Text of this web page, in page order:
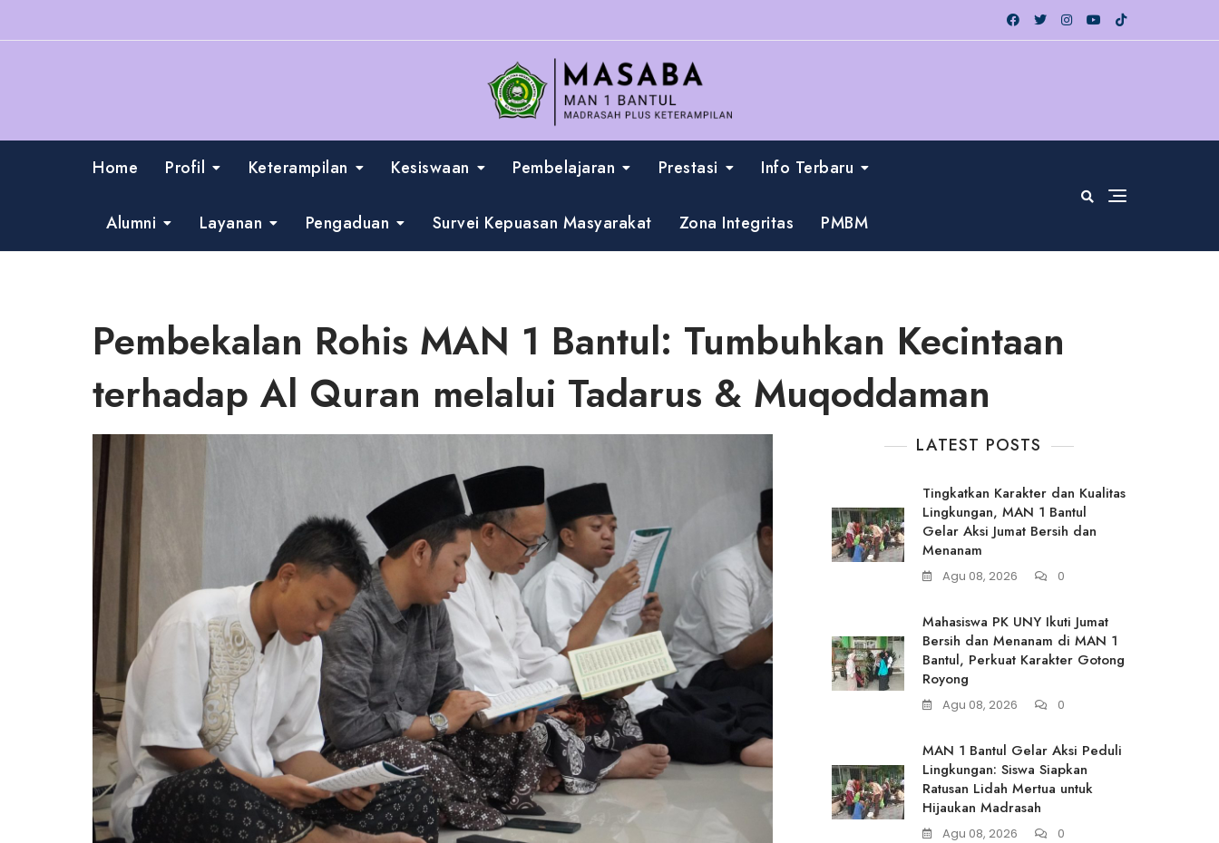
Home Profil Keterampilan Kesiswaan Pembelajaran Prestasi Info Terbaru
Alumni Layanan Pengaduan Survei Kepuasan Masyarakat Zona Integritas PMBM
Pembekalan Rohis MAN 1 Bantul: Tumbuhkan Kecintaan
terhadap Al Quran melalui Tadarus & Muqoddaman
LATEST POSTS
Tingkatkan Karakter dan Kualitas
Lingkungan, MAN 1 Bantul
Gelar Aksi Jumat Bersih dan
Menanam
Agu 08, 2026 0
Mahasiswa PK UNY Ikuti Jumat
Bersih dan Menanam di MAN 1
Bantul, Perkuat Karakter Gotong
Royong
Agu 08, 2026 0
MAN 1 Bantul Gelar Aksi Peduli
Lingkungan: Siswa Siapkan
Ratusan Lidah Mertua untuk
Hijaukan Madrasah
Agu 08, 2026 0